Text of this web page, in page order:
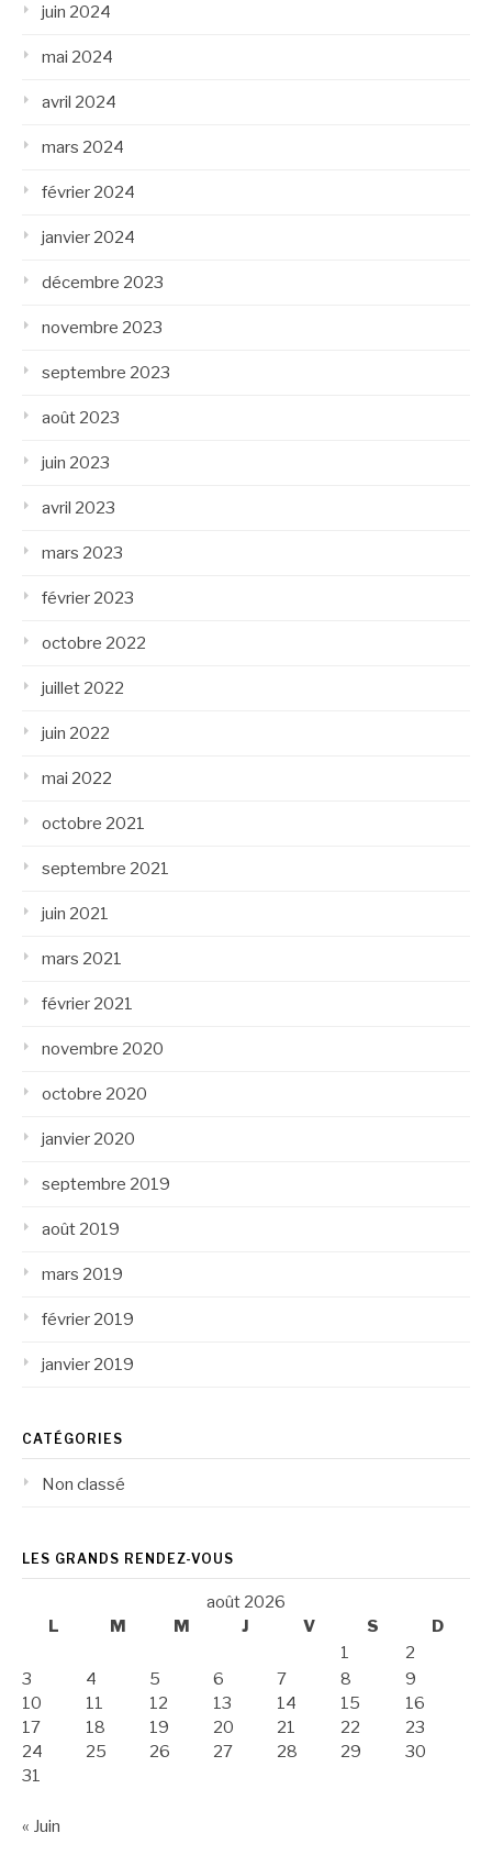
juin 2024
mai 2024
avril 2024
mars 2024
février 2024
janvier 2024
décembre 2023
novembre 2023
septembre 2023
août 2023
juin 2023
avril 2023
mars 2023
février 2023
octobre 2022
juillet 2022
juin 2022
mai 2022
octobre 2021
septembre 2021
juin 2021
mars 2021
février 2021
novembre 2020
octobre 2020
janvier 2020
septembre 2019
août 2019
mars 2019
février 2019
janvier 2019
CATÉGORIES
Non classé
LES GRANDS RENDEZ-VOUS
août 2026
L
M M J V S
D
1
2
3
4 5 6 7 8
9
10
11 12 13 14 15
16
17
18 19 20 21 22
23
24
25 26 27 28 29
30
31
« Juin